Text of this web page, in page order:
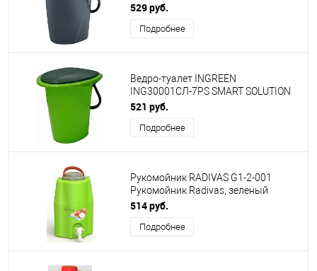
529 руб.
Подробнее
Ведро-туалет INGREEN
ING30001СЛ-7РS SMART SOLUTION
17 л фисташковый
521 руб.
Подробнее
Рукомойник RADIVAS G1-2-001
Рукомойник Radivas, зеленый
(Зеленый)
514 руб.
Подробнее